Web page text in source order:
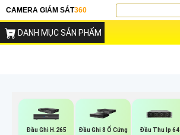
CAMERA GIÁM SÁT360
DANH MỤC SẢN PHẨM
Đầu Ghi H.265
Đầu Ghi 8 Ổ Cứng
Đầu Thu Ip 64